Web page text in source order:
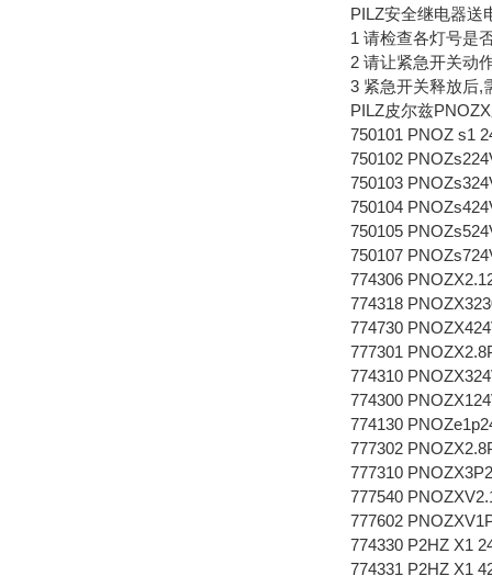
PILZ安全继电器送
1 请检查各灯号是
2 请让紧急开关动
3 紧急开关释放后,
PILZ皮尔兹
750101 PNOZ s1
750102
750103
750104
750105
750107
774306
774318
774730
777301
774310
774300
774130
777302
777310
777540
777602
774330 P2HZ X1
774331 P2HZ X1